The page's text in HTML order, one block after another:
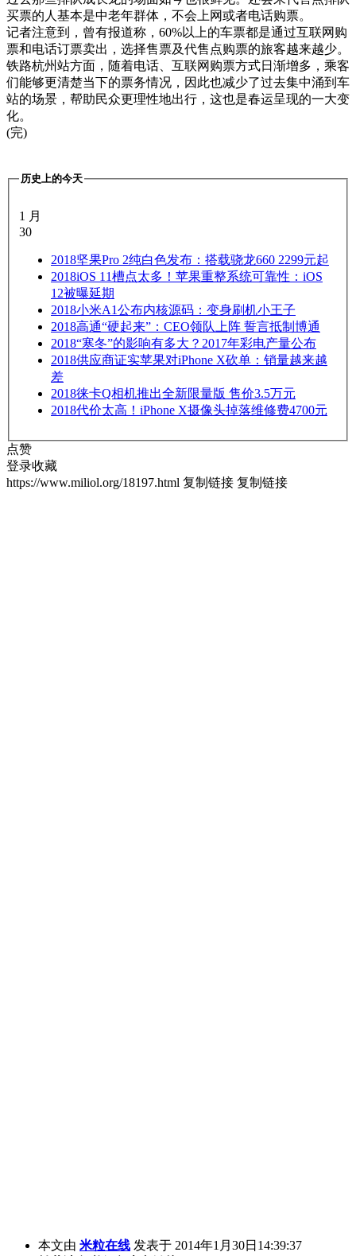
买票的人基本是中老年群体，不会上网或者电话购票。
记者注意到，曾有报道称，60%以上的车票都是通过互联网购
票和电话订票卖出，选择售票及代售点购票的旅客越来越少。
铁路杭州站方面，随着电话、互联网购票方式日渐增多，乘客
们能够更清楚当下的票务情况，因此也减少了过去集中涌到车
站的场景，帮助民众更理性地出行，这也是春运呈现的一大变
化。
(完)
历史上的今天
1 月
30
2018坚果Pro 2纯白色发布：搭载骁龙660 2299元起
2018iOS 11槽点太多！苹果重整系统可靠性：iOS
12被曝延期
2018小米A1公布内核源码：变身刷机小王子
2018高通“硬起来”：CEO领队上阵 誓言抵制博通
2018“寒冬”的影响有多大？2017年彩电产量公布
2018供应商证实苹果对iPhone X砍单：销量越来越
差
2018徕卡Q相机推出全新限量版 售价3.5万元
2018代价太高！iPhone X摄像头掉落维修费4700元
点赞
登录收藏
https://www.miliol.org/18197.html 复制链接 复制链接
本文由 米粒在线 发表于 2014年1月30日14:39:37